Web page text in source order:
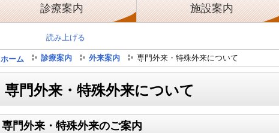
診療案内 施設案内
読み上げる
ホーム 診療案内 外来案内 専門外来・特殊外来について
専門外来・特殊外来について
専門外来・特殊外来のご案内